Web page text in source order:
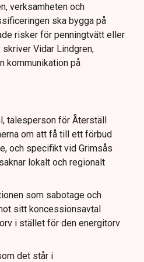
verksamheten och
ska bygga på
risker för penningtvätt eller
Vidar Lindgren,
kommunikation på
talesperson för Återställ
om att få till ett förbud
och specifikt vid Grimsås
lokalt och regionalt
som sabotage och
sitt koncessionsavtal
i stället för den energitorv
det står i